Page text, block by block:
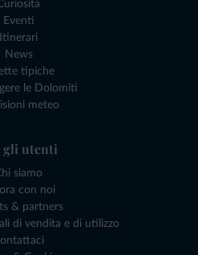
Eventi
Itinerari
News
tipiche
le Dolomiti
meteo
gli utenti
siamo
con noi
& partners
di vendita e di utilizzo